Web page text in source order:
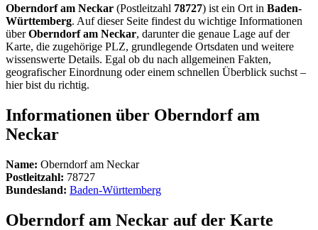
Oberndorf am Neckar (Postleitzahl 78727) ist ein Ort in Baden-
Württemberg. Auf dieser Seite findest du wichtige Informationen
überOberndorf am Neckar, darunter die genaue Lage auf der
Karte, die zugehörige PLZ, grundlegende Ortsdaten und weitere
wissenswerte Details. Egal ob du nach allgemeinen Fakten,
geografischer Einordnung oder einem schnellen Überblick suchst –
hier bist du richtig.
Informationen über Oberndorf am
Neckar
Name: Oberndorf am Neckar
Postleitzahl: 78727
Bundesland: Baden-Württemberg
Oberndorf am Neckar auf der Karte